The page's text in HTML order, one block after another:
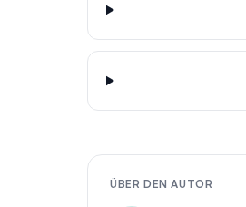
ÜBER DEN AUTOR